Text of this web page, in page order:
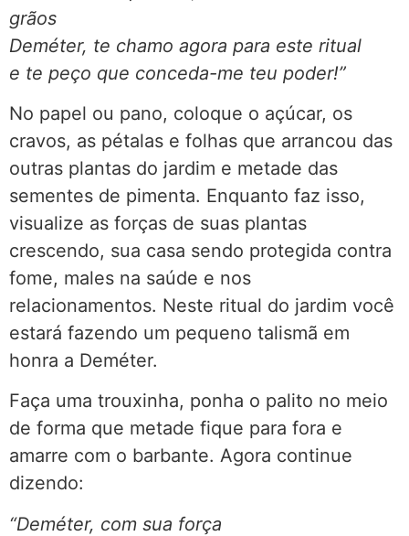
grãos
Deméter, te chamo agora para este ritual
e te peço que conceda-me teu poder!”
No papel ou pano, coloque o açúcar, os
cravos, as pétalas e folhas que arrancou das
outras plantas do jardim e metade das
sementes de pimenta. Enquanto faz isso,
visualize as forças de suas plantas
crescendo, sua casa sendo protegida contra
fome, males na saúde e nos
relacionamentos. Neste ritual do jardim você
estará fazendo um pequeno talismã em
honra a Deméter.
Faça uma trouxinha, ponha o palito no meio
de forma que metade fique para fora e
amarre com o barbante. Agora continue
dizendo:
“Deméter, com sua força